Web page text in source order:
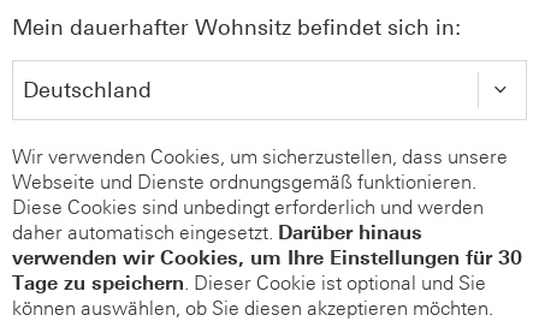
Mein dauerhafter Wohnsitz befindet sich in:
Wir verwenden Cookies, um sicherzustellen, dass unsere
Webseite und Dienste ordnungsgemäß funktionieren.
Diese Cookies sind unbedingt erforderlich und werden
daher automatisch eingesetzt. Darüber hinaus
verwenden wir Cookies, um Ihre Einstellungen für 30
Tage zu speichern. Dieser Cookie ist optional und Sie
können auswählen, ob Sie diesen akzeptieren möchten.